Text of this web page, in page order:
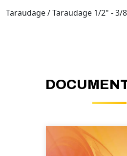
Taraudage / Taraudage 1/2" - 3/